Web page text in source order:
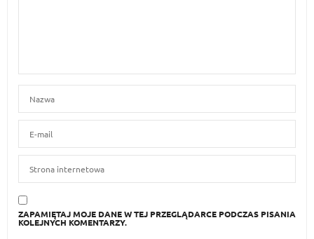
ZAPAMIĘTAJ MOJE DANE W TEJ PRZEGLĄDARCE PODCZAS PISANIA
KOLEJNYCH KOMENTARZY.